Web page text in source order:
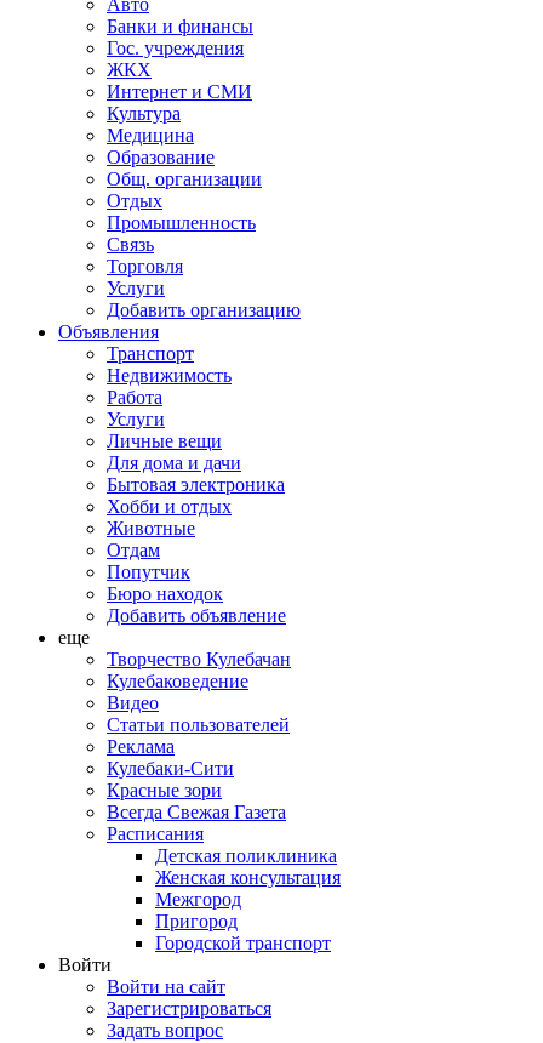
Авто
Банки и финансы
Гос. учреждения
ЖКХ
Интернет и СМИ
Культура
Медицина
Образование
Общ. организации
Отдых
Промышленность
Связь
Торговля
Услуги
Добавить организацию
Объявления
Транспорт
Недвижимость
Работа
Услуги
Личные вещи
Для дома и дачи
Бытовая электроника
Хобби и отдых
Животные
Отдам
Попутчик
Бюро находок
Добавить объявление
еще
Творчество Кулебачан
Кулебаковедение
Видео
Статьи пользователей
Реклама
Кулебаки-Сити
Красные зори
Всегда Свежая Газета
Расписания
Детская поликлиника
Женская консультация
Межгород
Пригород
Городской транспорт
Войти
Войти на сайт
Зарегистрироваться
Задать вопрос